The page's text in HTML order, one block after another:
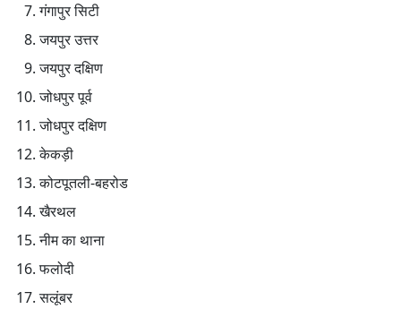
गंगापुर सिटी
जयपुर उत्तर
जयपुर दक्षिण
जोधपुर पूर्व
जोधपुर दक्षिण
केकड़ी
कोटपूतली-बहरोड
खैरथल
नीम का थाना
फलोदी
सलूंबर